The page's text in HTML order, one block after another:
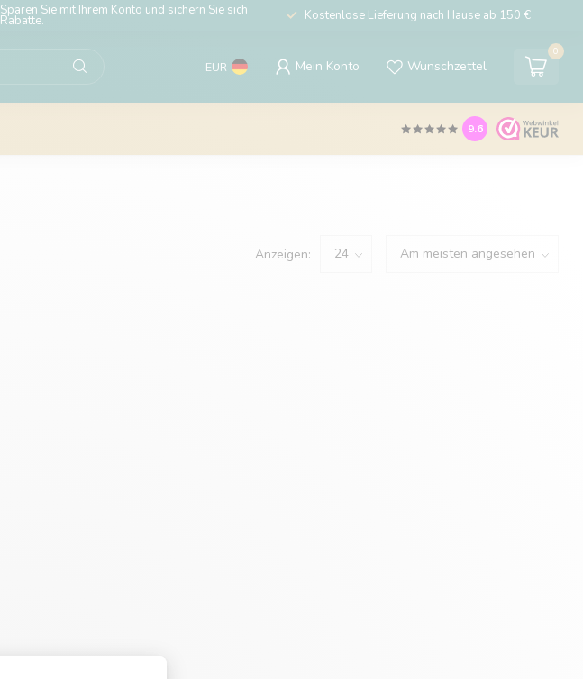
Sparen Sie mit Ihrem Konto und sichern Sie sich
Rabatte. Kostenlose Lieferung nach Hause ab 150 €
EUR Mein Konto Wunschzettel
0
9.6
Anzeigen: